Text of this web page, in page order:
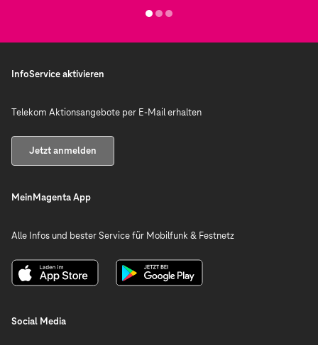
InfoService aktivieren
Telekom Aktionsangebote per E-Mail erhalten
Jetzt anmelden
MeinMagenta App
Alle Infos und bester Service für Mobilfunk & Festnetz
Social Media